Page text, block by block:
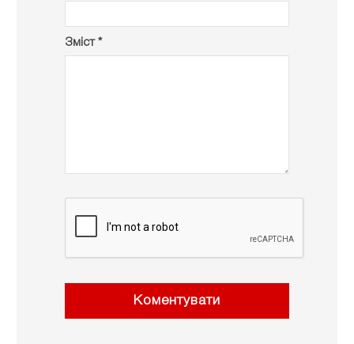
Зміст *
Коментувати